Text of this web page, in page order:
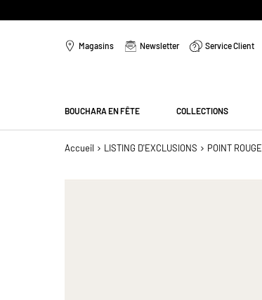
Magasins Newsletter Service Client
BOUCHARA EN FÊTE COLLECTIONS
Accueil LISTING D'EXCLUSIONS POINT ROUGE